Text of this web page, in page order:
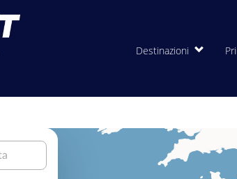
Destinazioni